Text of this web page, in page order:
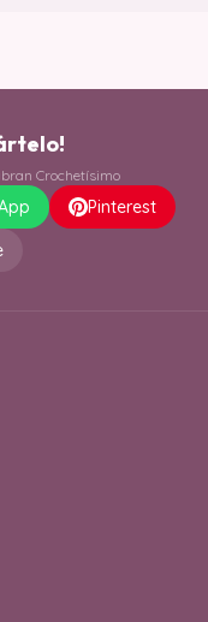
Crochetísimo
Pinterest